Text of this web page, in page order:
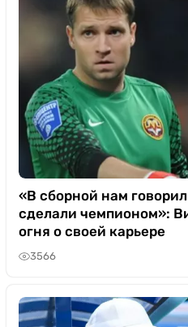
«В сборной нам
сделали чемпионом»:
огня о своей карьере
3566